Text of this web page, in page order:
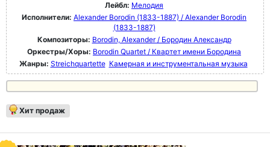
Лейбл: Мелодия
Исполнители: Alexander Borodin (1833-1887) / Alexander Borodin
(1833-1887)
Композиторы: Borodin, Alexander / Бородин Александр
Оркестры/Хоры: Borodin Quartet / Квартет имени Бородина
Жанры: Streichquartette Камерная и инструментальная музыка
Хит продаж